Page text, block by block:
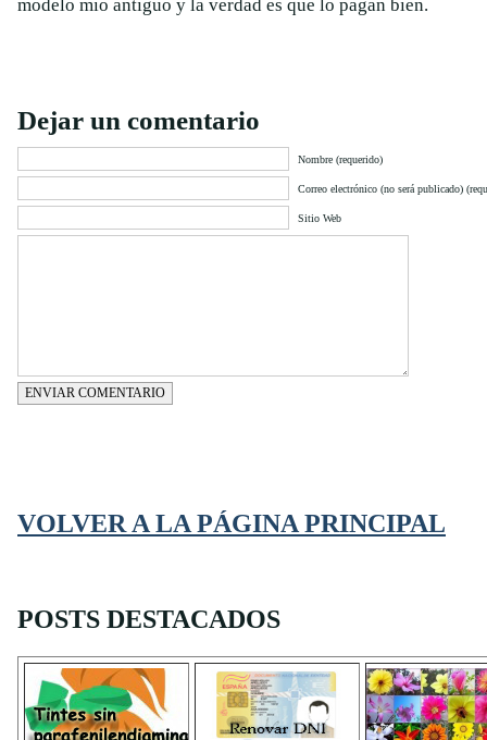
modelo mio antiguo y la verdad es que lo pagan bien.
Dejar un comentario
Nombre (requerido)
Correo electrónico (no será publicado)
Sitio Web
ENVIAR COMENTARIO
VOLVER A LA PÁGINA PRINCIPAL
POSTS DESTACADOS